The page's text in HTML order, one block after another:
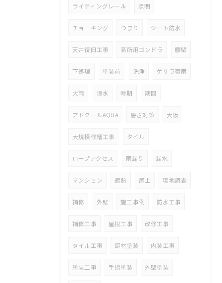
ライティングレール 照明
チョーキング つまり シート防水
天井復旧工事 高所用ゴンドラ 腰壁
下処理 塗装前 洗浄 ゲリラ豪雨
大雨 浸水 時期 期間
アドクールAQUA 暑さ対策 大阪
大規模修繕工事 タイル
ロープアクセス 雨漏り 漏水
マンション 遮熱 屋上 現地調査
補修 外壁 施工事例 防水工事
補修工事 屋根工事 改修工事
タイル工事 部材塗装 内装工事
塗装工事 手摺塗装 外壁塗装